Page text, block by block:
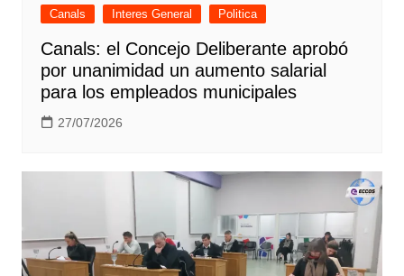
Canals Interes General Politica
Canals: el Concejo Deliberante aprobó
por unanimidad un aumento salarial
para los empleados municipales
27/07/2026